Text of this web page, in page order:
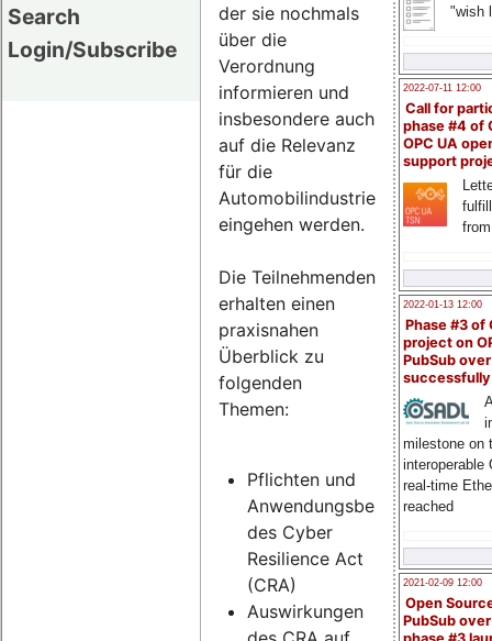
Search
Login/Subscribe
"wish
2022-07-11 12:00
Call for
phase #4 of
OPC UA
support
2022-01-13 12:00
Phase #3 of
project on
PubSub over
milestone on
interoperable
real-time
reached
2021-02-09 12:00
Open
PubSub
der sie nochmals
über die
Verordnung
informieren und
insbesondere auch
auf die Relevanz
für die
Automobilindustrie
eingehen werden.
Die Teilnehmenden
erhalten einen
praxisnahen
Überblick zu
folgenden
Themen:
Pflichten und
Anwendungsbereich
des Cyber
Resilience Act
(CRA)
Auswirkungen